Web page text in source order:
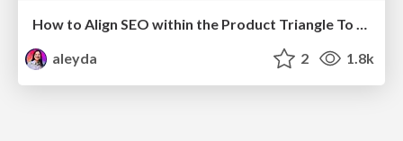
How to Align SEO within the Product Triangle To Get Buy-In & Support - #RIMC
aleyda
2 1.8k